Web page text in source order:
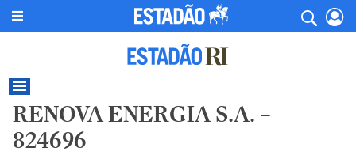
RENOVA ENERGIA S.A. –
824696